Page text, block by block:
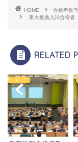
HOME
合格者数
東大推薦入試合格者
RELATED
数ランキング